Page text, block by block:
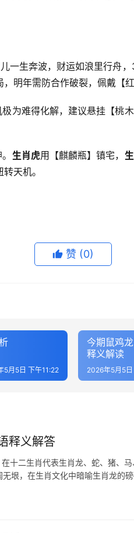
一生奔波，财运如浪里行舟
明年需防合作破裂，佩戴【红
为难得化解，建议悬挂【桃
生肖虎用【麒麟瓶】镇宅，
天机。
赞 (0)
5月5日 下午11:22
今期鼠鸡
释义解读
2026年5月5日
释义解答
十二生肖代表生肖龙、蛇、猪、
垠，在生肖文化中暗喻生肖龙的